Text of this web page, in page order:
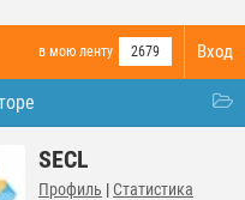
Вход
в мою ленту 2679
SECL
Профиль | Статистика